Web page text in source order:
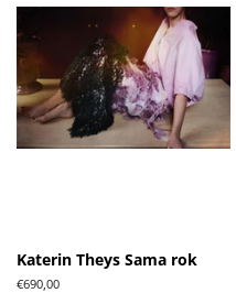
Katerin Theys Sama rok
Normale
€690,00